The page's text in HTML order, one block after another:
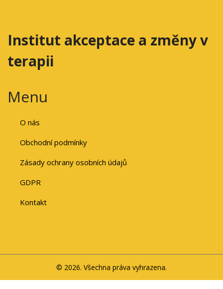
Institut akceptace a změny v
terapii
Menu
O nás
Obchodní podmínky
Zásady ochrany osobních údajů
GDPR
Kontakt
© 2026. Všechna práva vyhrazena.